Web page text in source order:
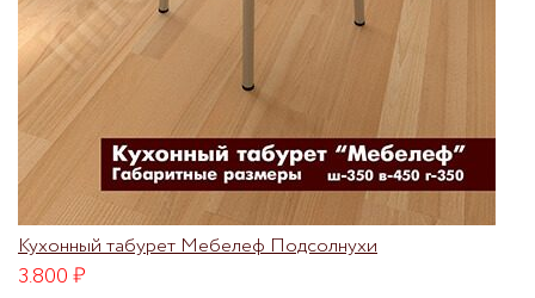
Кухонный табурет Мебелеф Подсолнухи
3.800₽